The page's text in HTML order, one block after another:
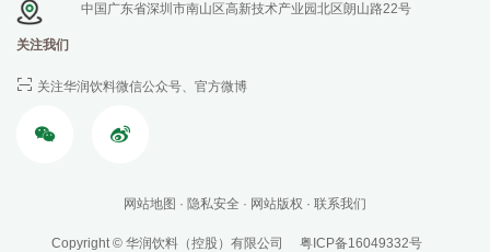
中国广东省深圳市南山区高新技术产业园北区朗山路22号
关注我们
关注华润饮料微信公众号、官方微博
Copyright © 华润饮料（控股）有限公司 粤ICP备16049332号
网站地图 隐私安全 网站版权 联系我们